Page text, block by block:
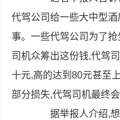
代驾公司给一些大中型酒
事。一些代驾公司为了
司机众筹出这份钱,代驾
十元,高的达到80元甚至
部分损失,代驾司机最终
据举报人介绍,想